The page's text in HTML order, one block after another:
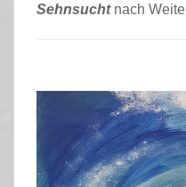
Sehnsuchtnach